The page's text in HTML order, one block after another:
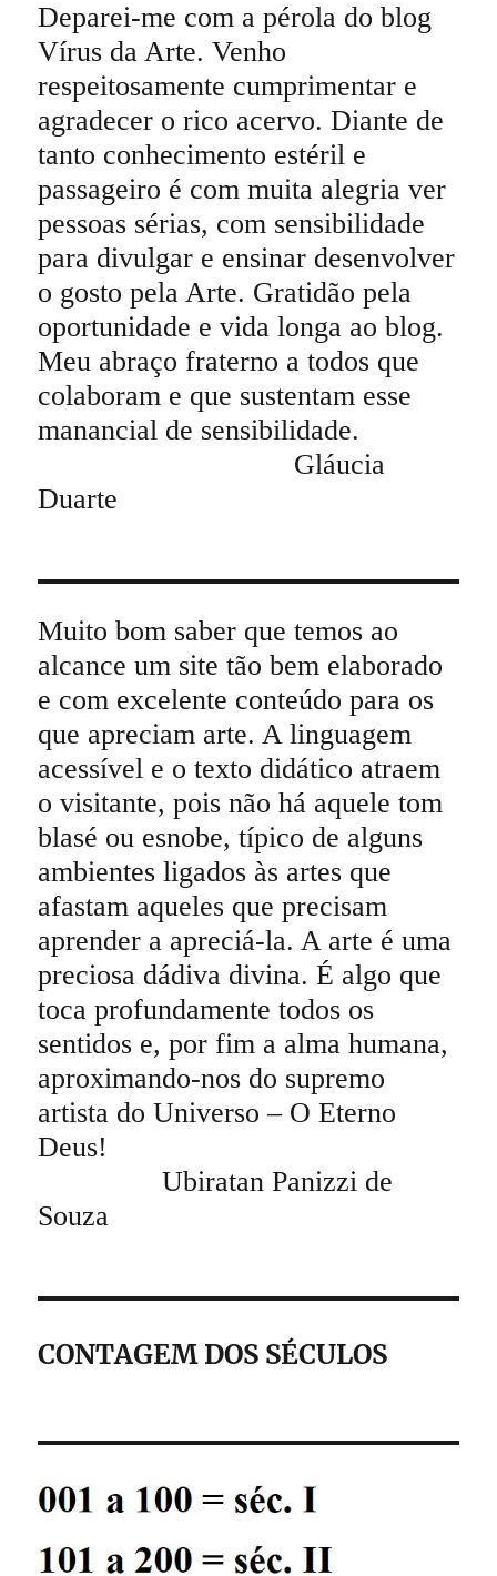
Deparei-me com a pérola do blog
Vírus da Arte. Venho
respeitosamente cumprimentar e
agradecer o rico acervo. Diante de
tanto conhecimento estéril e
passageiro é com muita alegria ver
pessoas sérias, com sensibilidade
para divulgar e ensinar desenvolver
o gosto pela Arte. Gratidão pela
oportunidade e vida longa ao blog.
Meu abraço fraterno a todos que
colaboram e que sustentam esse
manancial de sensibilidade.
Gláucia
Duarte
Muito bom saber que temos ao
alcance um site tão bem elaborado
e com excelente conteúdo para os
que apreciam arte. A linguagem
acessível e o texto didático atraem
o visitante, pois não há aquele tom
blasé ou esnobe, típico de alguns
ambientes ligados às artes que
afastam aqueles que precisam
aprender a apreciá-la. A arte é uma
preciosa dádiva divina. É algo que
toca profundamente todos os
sentidos e, por fim a alma humana,
aproximando-nos do supremo
artista do Universo – O Eterno
Deus!
Ubiratan Panizzi de
Souza
CONTAGEM DOS SÉCULOS